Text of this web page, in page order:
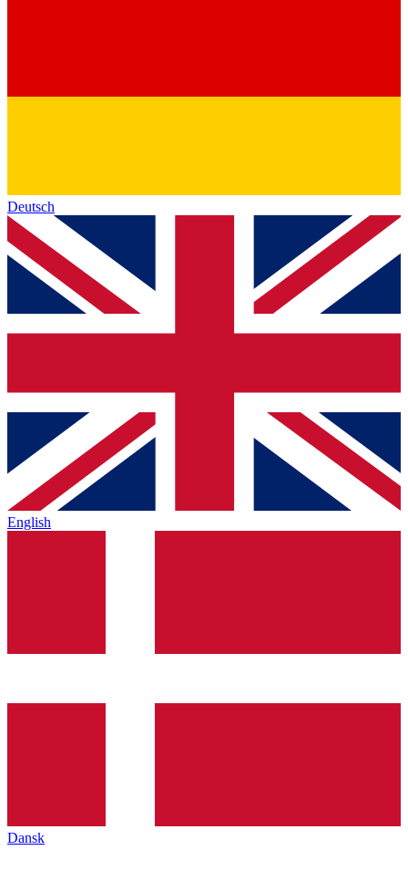
Deutsch
English
Dansk